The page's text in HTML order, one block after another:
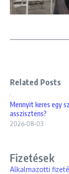
Related Posts
Mennyit keres egy
asszisztens?
2026-08-03
Fizetések
Alkalmazotti